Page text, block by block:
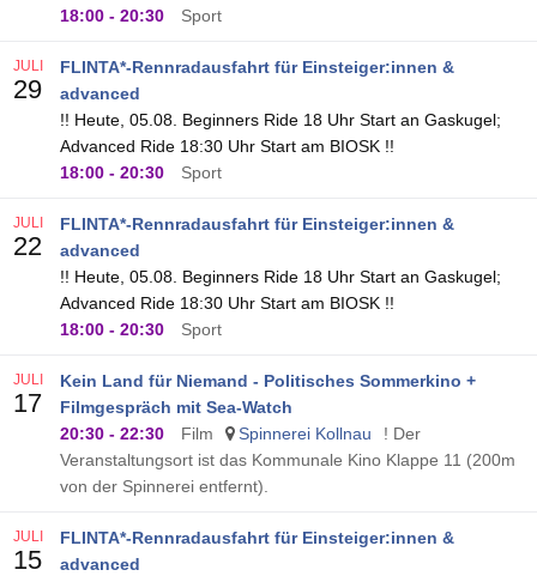
18:00 - 20:30 Sport
FLINTA*-Rennradausfahrt für Einsteiger:innen &
advanced
!! Heute, 05.08. Beginners Ride 18 Uhr Start an Gaskugel;
Advanced Ride 18:30 Uhr Start am BIOSK !!
18:00 - 20:30 Sport
JULI
29
FLINTA*-Rennradausfahrt für Einsteiger:innen &
advanced
!! Heute, 05.08. Beginners Ride 18 Uhr Start an Gaskugel;
Advanced Ride 18:30 Uhr Start am BIOSK !!
18:00 - 20:30 Sport
JULI
22
Kein Land für Niemand - Politisches Sommerkino +
Filmgespräch mit Sea-Watch
20:30 - 22:30 Film Spinnerei Kollnau
! Der
Veranstaltungsort ist das Kommunale Kino Klappe 11 (200m
von der Spinnerei entfernt).
JULI
17
FLINTA*-Rennradausfahrt für Einsteiger:innen &
advanced
JULI
15